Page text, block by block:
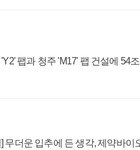
팹과 청주 'M17' 팹 건설에 54
무더운 입추에 든 생각, 제약바이